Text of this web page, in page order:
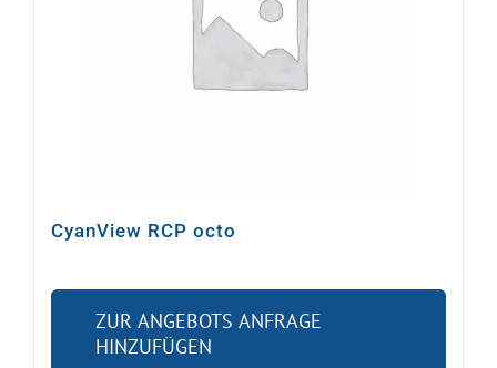
CyanView RCP octo
ZUR ANGEBOTS ANFRAGE
HINZUFÜGEN